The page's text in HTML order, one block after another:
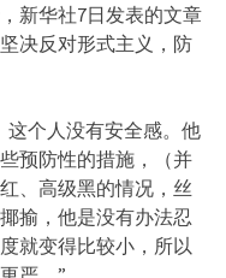
新华社7日发表的文章
决反对形式主义，防
这个人没有安全感。他
预防性的措施，（并
、高级黑的情况，丝
揄，他是没有办法忍
就变得比较小，所以